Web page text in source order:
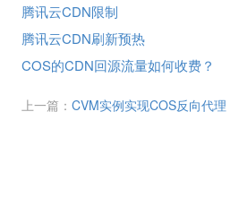
腾讯云CDN限制
腾讯云CDN刷新预热
COS的CDN回源流量如何收费？
上一篇： CVM实例实现COS反向代理